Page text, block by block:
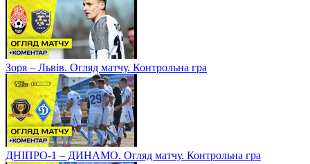
Зоря – Львів. Огляд матчу. Контрольна гра
ДНІПРО-1 – ДИНАМО. Огляд матчу. Контрольна гра